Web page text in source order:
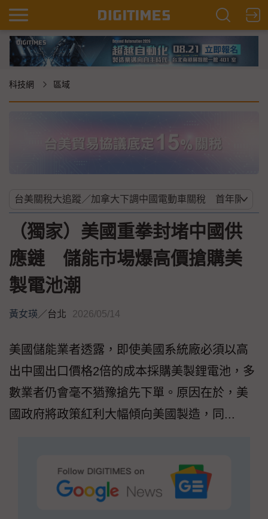
科技網 區域
（獨家）美國重拳封堵中國供
應鏈 儲能市場爆高價搶購美
製電池潮
黃女瑛 ／台北 2026/05/14
美國儲能業者透露，即使美國系統廠必須以高
出中國出口價格2倍的成本採購美製鋰電池，多
數業者仍會毫不猶豫搶先下單。原因在於，美
國政府將政策紅利大幅傾向美國製造，同...